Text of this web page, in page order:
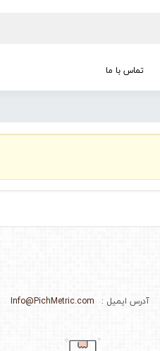
تماس با ما
آدرس ایمیل : Info@PichMetric.com